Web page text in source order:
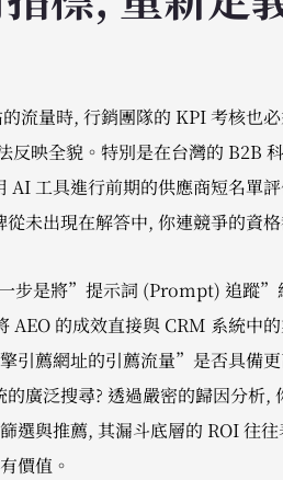
流量時, 行銷團隊的 KPI 考核也
映全貌。特別是在台灣的 B2B
AI 工具進行前期的供應商短名單
未出現在解答中, 你連競爭的資格
步是將”提示詞 (Prompt) 追蹤”
AEO 的成效直接與 CRM 系統中
引薦網址的引薦流量”是否具備
廣泛搜尋? 透過嚴密的歸因分析,
選與推薦, 其漏斗底層的 ROI 往
價值。